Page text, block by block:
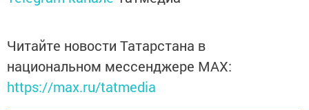
Читайте новости Татарстана в
национальном мессенджере MАХ:
https://max.ru/tatmedia